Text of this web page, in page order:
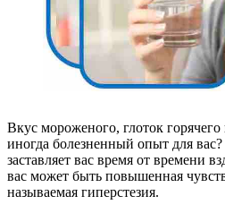
Вкус мороженого, глоток
иногда болезненный опыт для
заставляет вас время от времени
вас может быть повышенная
называемая гиперстезия.